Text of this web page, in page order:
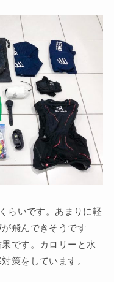
らいです。あまりに軽
飛んできそうです
です。カロリーと水
策をしています。